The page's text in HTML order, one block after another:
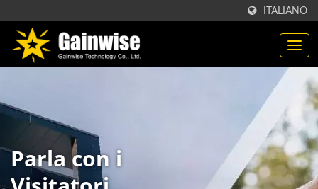
ITALIANO
Parla con i